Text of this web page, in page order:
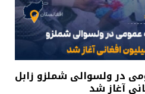
در ولسوالی شملزو زابل